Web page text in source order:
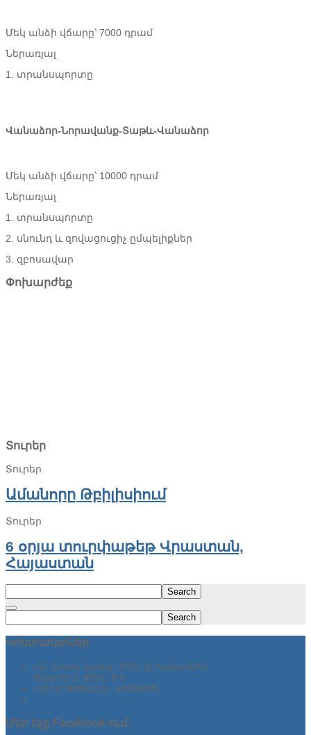
Մեկ անձի վճարը՝ 7000 դրամ
Ներառյալ
1. տրանսպորտը
Վանաձոր-Նորավանք-Տաթև-Վանաձոր
Մեկ անձի վճարը՝ 10000 դրամ
Ներառյալ
1. տրանսպորտը
2. սնունդ և զովացուցիչ ըմպելիքներ
3. զբոսավար
Փոխարժեք
Տուրեր
Տուրեր
Ամանորը Թբիլիսիում
Տուրեր
6 օրյա տուրփաթեթ Վրաստան,
Հայաստան
Search
Search
Կոնտակտներ
ՀՀ, Լոռու մարզ, 2020, ք․Վանաձոր,
Տարոն-2, ՔՇՀ, 8-5
(+374) 98061131, 43555095
Մեր էջը Facebook-ում